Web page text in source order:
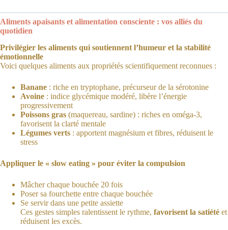
Aliments apaisants et alimentation consciente : vos alliés du
quotidien
Privilégier les aliments qui soutiennent l’humeur et la stabilité
émotionnelle
Voici quelques aliments aux propriétés scientifiquement reconnues :
Banane : riche en tryptophane, précurseur de la sérotonine
Avoine : indice glycémique modéré, libère l’énergie
progressivement
Poissons gras (maquereau, sardine) : riches en oméga-3,
favorisent la clarté mentale
Légumes verts : apportent magnésium et fibres, réduisent le
stress
Appliquer le « slow eating » pour éviter la compulsion
Mâcher chaque bouchée 20 fois
Poser sa fourchette entre chaque bouchée
Se servir dans une petite assiette
Ces gestes simples ralentissent le rythme, favorisent la satiété et
réduisent les excès.